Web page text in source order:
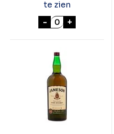
te zien
- MERRYS
+